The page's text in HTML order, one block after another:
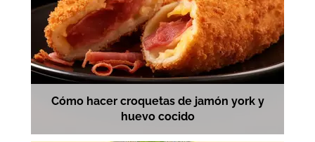
Cómo hacer croquetas de jamón york y
huevo cocido